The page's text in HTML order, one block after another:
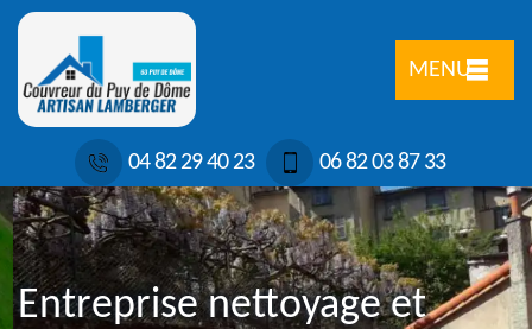
MENU
04 82 29 40 23 06 82 03 87 33
Entreprise nettoyage et